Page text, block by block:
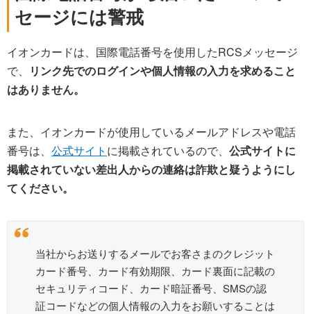
セージには警戒
イオンカードは、国際電話番号を使用したRCSメッセージ
で、
リンク先でのログインや個人情報の入力を求めること
はありません。
また、イオンカードが使用しているメールアドレスや電話
番号は、 公式サイト に掲載されているので、 公式サイトに
掲載されていない差出人からの連絡は詐欺と疑うようにし
てください。
当社からお送りするメールでお客さまのクレジット
カード番号、カード有効期限、カード裏面に記載の
セキュリティコード、カード暗証番号、SMSの認
証コードなどの個人情報の入力をお願いすることは